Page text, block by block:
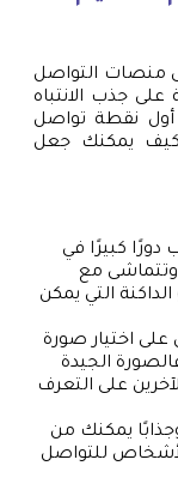
منصات التواصل
جذب الانتباه
أول نقطة تواصل
يمكنك جعل
دورًا كبيرًا في
وتتماشى مع
التي يمكن
اختيار صورة
الجيدة
على التعرف
يمكنك من
الأشخاص للتواصل